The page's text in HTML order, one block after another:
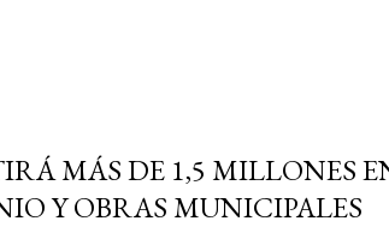
MÁS DE 1,5 MILLONES
Y OBRAS MUNICIPALES